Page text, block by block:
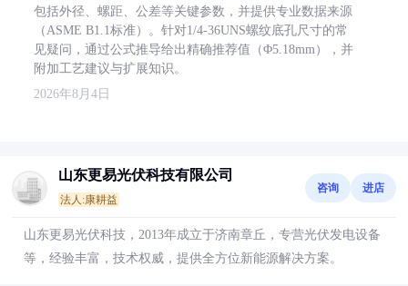
包括外径、螺距、公差等关键参数，并提供专业数据来源
（ASME B1.1标准）。针对1/4-36UNS螺纹底孔尺寸的常
见疑问，通过公式推导给出精确推荐值（Φ5.18mm），并
附加工艺建议与扩展知识。
2026年8月4日
山东更易光伏科技有限公司
法人:康耕益
咨询 进店
山东更易光伏科技，2013年成立于济南章丘，专营光伏发电设备
等，经验丰富，技术权威，提供全方位新能源解决方案。